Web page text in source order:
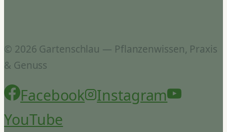
© 2026 Gartenschlau — Pflanzenwissen, Praxis
& Genuss
Facebook
Instagram
YouTube